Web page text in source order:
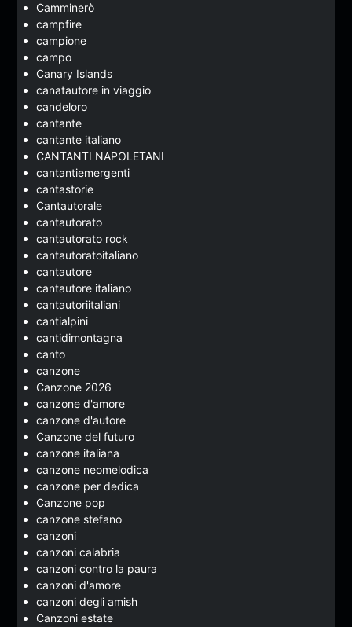
Camminerò
campfire
campione
campo
Canary Islands
canatautore in viaggio
candeloro
cantante
cantante italiano
CANTANTI NAPOLETANI
cantantiemergenti
cantastorie
Cantautorale
cantautorato
cantautorato rock
cantautoratoitaliano
cantautore
cantautore italiano
cantautoriitaliani
cantialpini
cantidimontagna
canto
canzone
Canzone 2026
canzone d'amore
canzone d'autore
Canzone del futuro
canzone italiana
canzone neomelodica
canzone per dedica
Canzone pop
canzone stefano
canzoni
canzoni calabria
canzoni contro la paura
canzoni d'amore
canzoni degli amish
Canzoni estate